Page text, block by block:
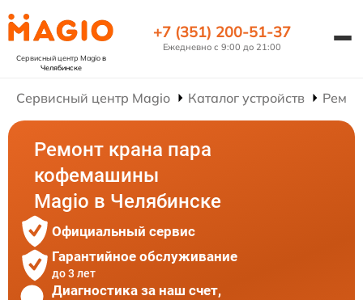
Сервисный центр Magioв
Челябинске
+7 (351) 200-51-37
Ежедневно с 9:00 до 21:00
Сервисный центр Magio Каталог устройств
Ремонт крана пара
кофемашины
Magio в Челябинске
Официальный сервис
Гарантийное обслуживание
до 3 лет
Диагностика за наш счет,